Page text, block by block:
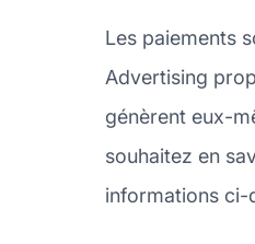
Les paiements
Advertising
génèrent eux-
souhaitez en
informations ci-